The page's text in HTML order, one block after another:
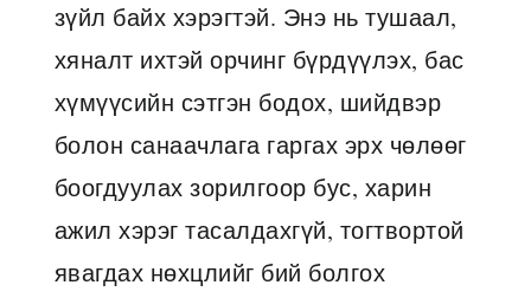
зүйл байх хэрэгтэй. Энэ нь тушаал,
хяналт ихтэй орчинг бүрдүүлэх, бас
хүмүүсийн сэтгэн бодох, шийдвэр
болон санаачлага гаргах эрх чөлөөг
боогдуулах зорилгоор бус, харин
ажил хэрэг тасалдахгүй, тогтвортой
явагдах нөхцлийг бий болгох